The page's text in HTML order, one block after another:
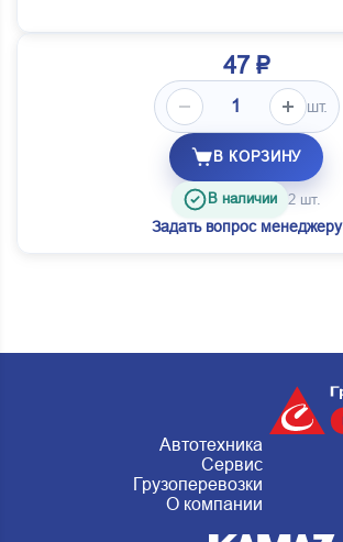
47 ₽
шт.
В КОРЗИНУ
В наличии 2 шт.
Задать вопрос менеджеру
Автотехника
Сервис
Грузоперевозки
О компании